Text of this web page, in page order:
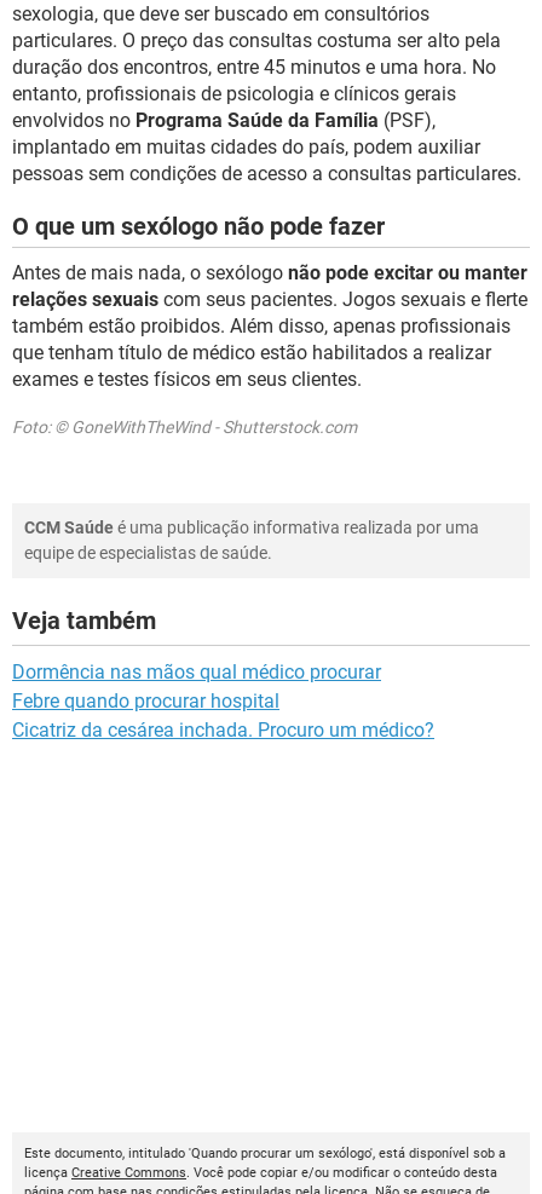
sexologia, que deve ser buscado em consultórios
particulares. O preço das consultas costuma ser alto pela
duração dos encontros, entre 45 minutos e uma hora. No
entanto, profissionais de psicologia e clínicos gerais
envolvidos no Programa Saúde da Família (PSF),
implantado em muitas cidades do país, podem auxiliar
pessoas sem condições de acesso a consultas particulares.
O que um sexólogo não pode fazer
Antes de mais nada, o sexólogo não pode excitar ou manter
relações sexuais com seus pacientes. Jogos sexuais e flerte
também estão proibidos. Além disso, apenas profissionais
que tenham título de médico estão habilitados a realizar
exames e testes físicos em seus clientes.
Foto: © GoneWithTheWind - Shutterstock.com
CCM Saúdeé uma publicação informativa realizada por uma
equipe de especialistas de saúde.
Veja também
Dormência nas mãos qual médico procurar
Febre quando procurar hospital
Cicatriz da cesárea inchada. Procuro um médico?
Este documento, intitulado 'Quando procurar um sexólogo', está disponível sob a
licença Creative Commons. Você pode copiar e/ou modificar o conteúdo desta